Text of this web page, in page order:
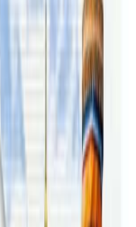
वृद्धि